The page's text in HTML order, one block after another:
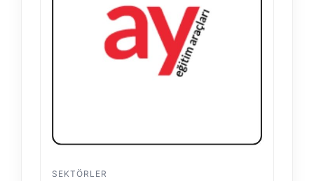
SEKTÖRLER